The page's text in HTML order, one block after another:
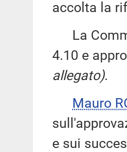
accolta la
La
4.10 e
allegato).
Mauro
e sui